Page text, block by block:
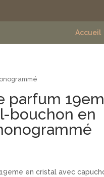
Accueil
parfum
bouchon en
en cristal avec